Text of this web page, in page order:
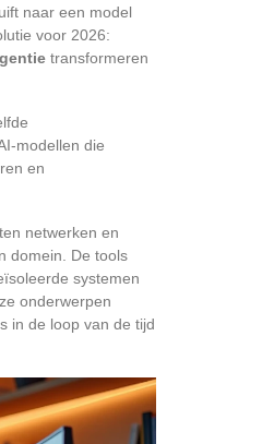
naar een model
voor 2026:
transformeren
modellen die
en
netwerken en
domein. De tools
systemen
onderwerpen
in de loop van de tijd